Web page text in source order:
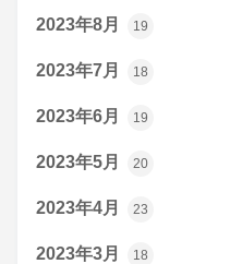
2023年8月 19
2023年7月 18
2023年6月 19
2023年5月 20
2023年4月 23
2023年3月 18